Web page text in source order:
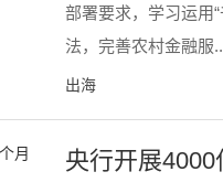
部署要求，学习运用
法，完善农村金融服
出海
央行开展